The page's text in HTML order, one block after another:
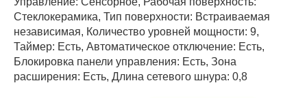
Стеклокерамика, Тип поверхности: Встраиваемая
независимая, Количество уровней мощности: 9,
Таймер: Есть, Автоматическое отключение: Есть,
Блокировка панели управления: Есть, Зона
расширения: Есть, Длина сетевого шнура: 0,8